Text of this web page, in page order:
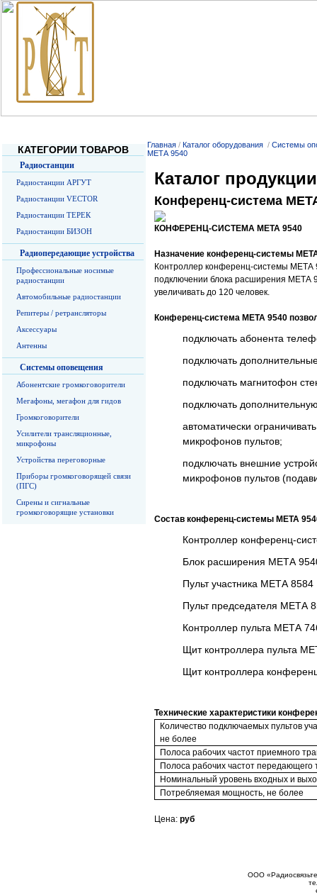
КАТЕГОРИИ ТОВАРОВ
Радиостанции
Радиостанции АРГУТ
Радиостанции VECTOR
Радиостанции ТЕРЕК
Радиостанции БИЗОН
Радиопередающие устройства
Профессиональные носимые
радиостанции
Автомобильные радиостанции
Репитеры / ретрансляторы
Аксессуары
Антенны
Системы оповещения
Абонентские громкоговорители
Мегафоны, мегафон для гидов
Громкоговорители
Усилители трансляционные,
микрофоны
Устройства переговорные
Приборы громкоговорящей связи
(ПГС)
Сирены и сигнальные
громкоговорящие установки
Главная / Каталог оборудования / Системы
МЕТА 9540
Каталог продукции
Конференц-система
КОНФЕРЕНЦ-СИСТЕМА МЕТА 9540
Назначение конференц-системы
Контроллер конференц-системы МЕТА
подключении блока расширения МЕТА
увеличивать до 120 человек.
Конференц-система МЕТА 9540
подключать абонента
подключать
подключать магнитофон
подключать
автоматически
микрофонов пультов;
подключать внешние
микрофонов пультов
Состав конференц-системы МЕТА
Контроллер конференц-
Блок расширения МЕТА
Пульт участника МЕТА 8584
Пульт председателя МЕТА
Контроллер пульта МЕТА
Щит контроллера пульта
Щит контроллера
Технические характеристики
Количество подключаемых пультов
не более
Полоса рабочих частот приемного
Полоса рабочих частот передающего
Номинальный уровень входных и
Потребляемая мощность, не более
Цена: руб
ООО